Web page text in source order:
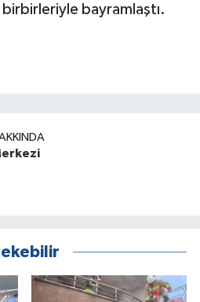
bayramlaştı.